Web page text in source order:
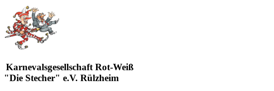
Karnevalsgesellschaft Rot-Weiß
"Die Stecher" e.V. Rülzheim